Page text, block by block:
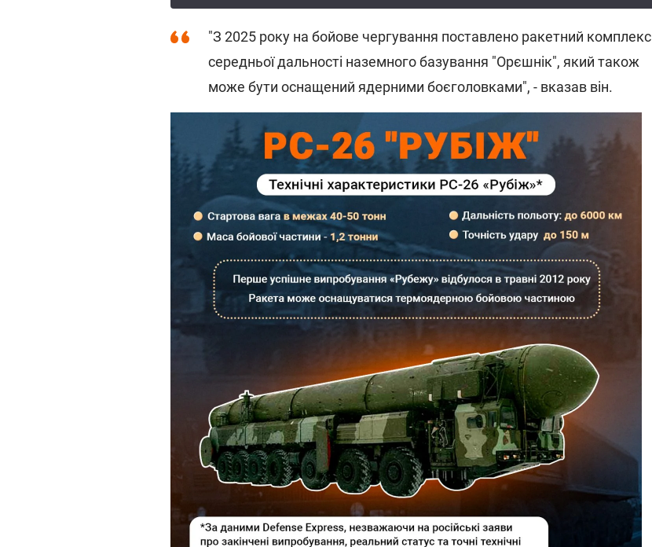
"З 2025 року на бойове чергування поставлено ракетний комплекс
середньої дальності наземного базування "Орєшнік", який також
може бути оснащений ядерними боєголовками", - вказав він.